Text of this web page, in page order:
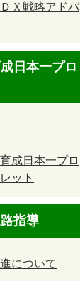
Ｘ戦略アドバ
日本一プロ
成日本一プロ
ット
指導
について